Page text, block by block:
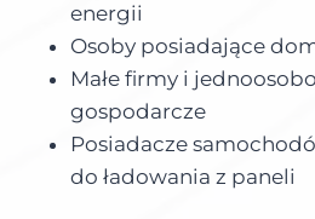
energii
Osoby posiadające
Małe firmy i
gospodarcze
Posiadacze
do ładowania z paneli